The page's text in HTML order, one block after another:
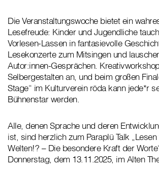
Die Veranstaltungswoche bietet ein
Lesefreude: Kinder und Jugendliche
Vorlesen-Lassen in fantasievolle
Lesekonzerte zum Mitsingen und
Autor:innen-Gesprächen.
Selbergestalten an, und beim großen
Stage“ im Kulturverein röda kann jede*r
Bühnenstar werden.
Alle, denen Sprache und deren
ist, sind herzlich zum Paraplü Talk
Welten!? – Die besondere Kraft der
Donnerstag, dem 13.11.2025, im Alten